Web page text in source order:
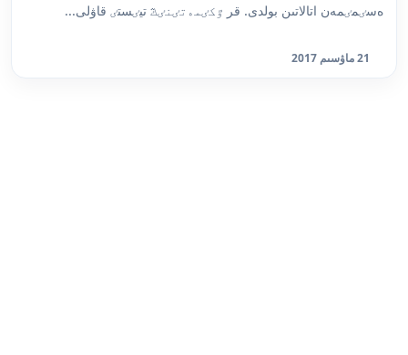
ەسٸمٸمەن اتالاتىن بولدى. قر ٷكٸمەتٸنٸڭ تيٸستٸ قاۋلى...
21 ماۋسىم 2017